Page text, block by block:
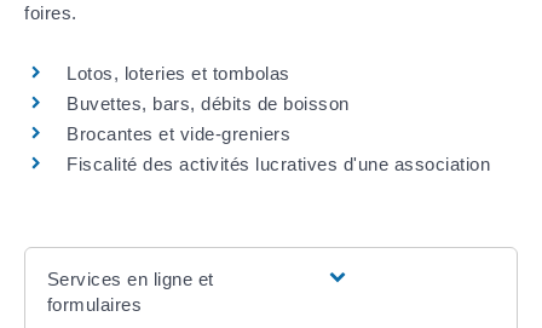
foires.
Lotos, loteries et tombolas
Buvettes, bars, débits de boisson
Brocantes et vide-greniers
Fiscalité des activités lucratives d'une association
Services en ligne et
formulaires